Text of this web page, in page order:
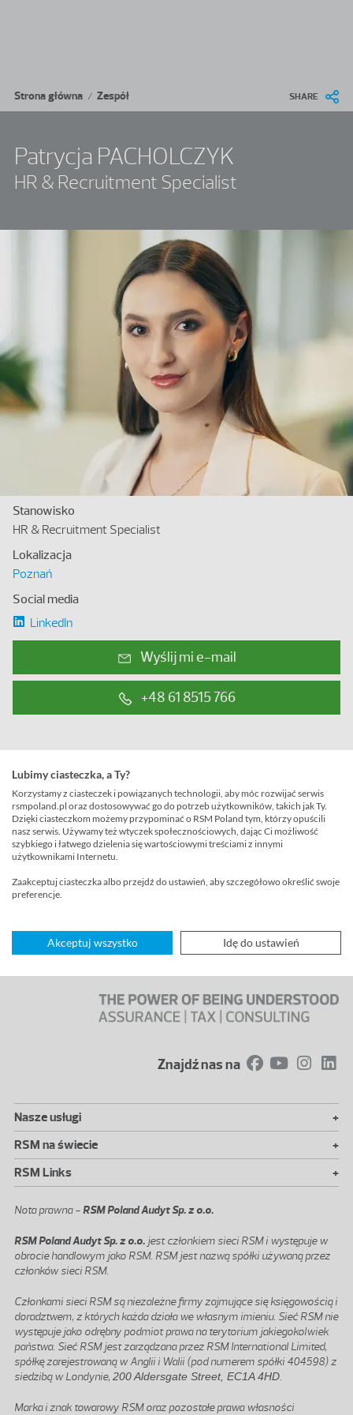
Ścieżka nawigacyjna
Strona główna / Zespół SHARE
Patrycja PACHOLCZYK
HR & Recruitment Specialist
HR & Recruitment Specialist
Stanowisko
HR & Recruitment Specialist
Lokalizacja
Poznań
Social media
LinkedIn
Wyślij mi e-mail
+48 61 8515 766
Znajdź nas na
Nasze usługi
+
RSM na świecie
+
RSM Links
+
Nota prawna -RSM Poland Audyt Sp. z o.o.
RSM Poland Audyt Sp. z o.o. jest członkiem sieci RSM i występuje w
obrocie handlowym jako RSM. RSM jest nazwą spółki używaną przez
członków sieci RSM.
Członkami sieci RSM są niezależne firmy zajmujące się księgowością i
doradztwem, z których każda działa we własnym imieniu. Sieć RSM nie
występuje jako odrębny podmiot prawa na terytorium jakiegokolwiek
państwa. Sieć RSM jest zarządzana przez RSM International Limited,
spółkę zarejestrowaną w Anglii i Walii (pod numerem spółki 404598) z
siedzibą w Londynie, 200 Aldersgate Street, EC1A 4HD.
Marka i znak towarowy RSM oraz pozostałe prawa własności
Lubimy ciasteczka, a Ty?
Korzystamy z ciasteczek i powiązanych technologii, aby móc rozwijać serwis
rsmpoland.pl oraz dostosowywać go do potrzeb użytkowników, takich jak Ty.
Dzięki ciasteczkom możemy przypominać o RSM Poland tym, którzy opuścili
nasz serwis. Używamy też wtyczek społecznościowych, dając Ci możliwość
szybkiego i łatwego dzielenia się wartościowymi treściami z innymi
użytkownikami Internetu.
Zaakceptuj ciasteczka albo przejdź do ustawień, aby szczegółowo określić swoje
preferencje.
Akceptuj wszystko Idę do ustawień